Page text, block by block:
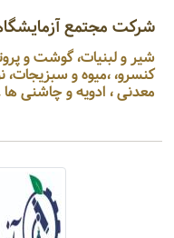
شرکت مجتمع
شير و لبنيات، گوشت و
کنسرو، ،میوه و
معدنی ، ادویه و چاشنی ها